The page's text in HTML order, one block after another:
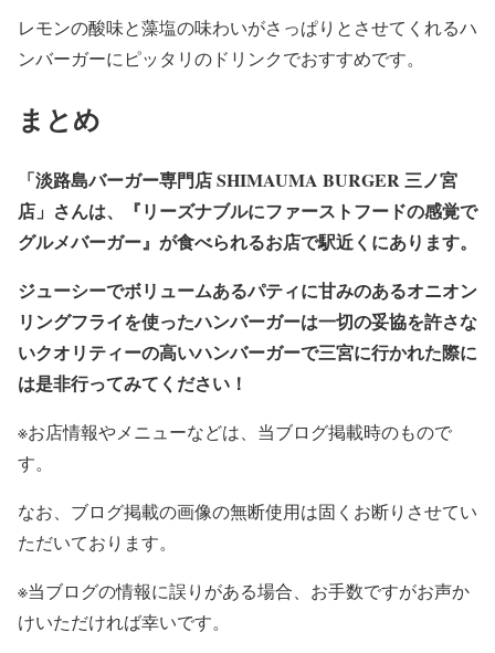
レモンの酸味と藻塩の味わいがさっぱりとさせてくれるハ
ンバーガーにピッタリのドリンクでおすすめです。
まとめ
「淡路島バーガー専門店 SHIMAUMA BURGER 三ノ宮
店」さんは、
『リーズナブルにファーストフードの感覚で
グルメバーガー』が食べられるお店で駅近くにあります。
ジューシーでボリュームあるパティに甘みのあるオニオン
リングフライを使ったハンバーガーは一切の妥協を許さな
いクオリティーの高いハンバーガーで三宮に行かれた際に
は是非行ってみてください！
※お店情報やメニューなどは、当ブログ掲載時のもので
す。
なお、ブログ掲載の画像の無断使用は固くお断りさせてい
ただいております。
※当ブログの情報に誤りがある場合、お手数ですがお声か
けいただければ幸いです。